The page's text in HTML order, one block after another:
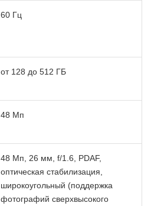
60 Гц
от 128 до 512 ГБ
48 Мп
48 Мп, 26 мм, f/1.6, PDAF,
оптическая стабилизация,
широкоугольный (поддержка
фотографий сверхвысокого